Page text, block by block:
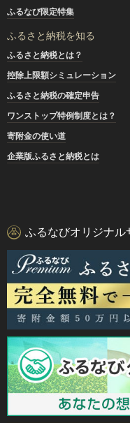
ふるなび限定特集
ふるさと納税を知る
ふるさと納税とは？
控除上限額シミュレーション
ふるさと納税の確定申告
ワンストップ特例制度とは？
寄附金の使い道
企業版ふるさと納税とは
ふるなびオリジナル